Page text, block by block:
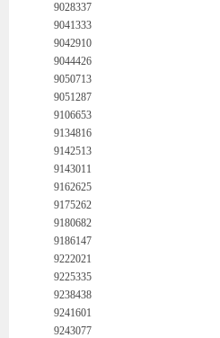
9028337
9041333
9042910
9044426
9050713
9051287
9106653
9134816
9142513
9143011
9162625
9175262
9180682
9186147
9222021
9225335
9238438
9241601
9243077